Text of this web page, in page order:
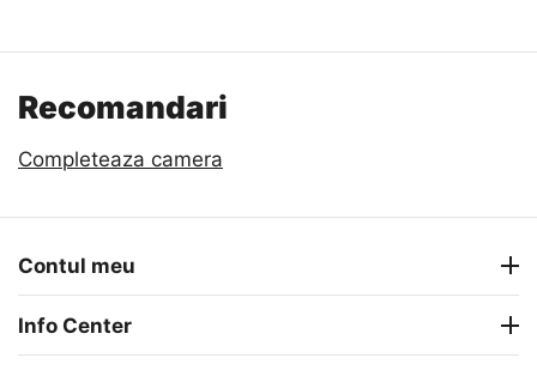
Recomandari
Completeaza camera
Contul meu
Info Center